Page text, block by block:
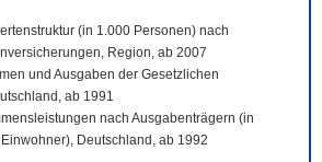
(in 1.000 Personen) nach
Region, ab 2007
und Ausgaben der Gesetzlichen
ab 1991
nach Ausgabenträgern (in
Deutschland, ab 1992